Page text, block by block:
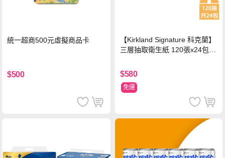
統一超商500元虛擬商品卡
$500
【Kirkland Signature 科克蘭】
三層抽取衛生紙 120張x24包x1
$580
免運